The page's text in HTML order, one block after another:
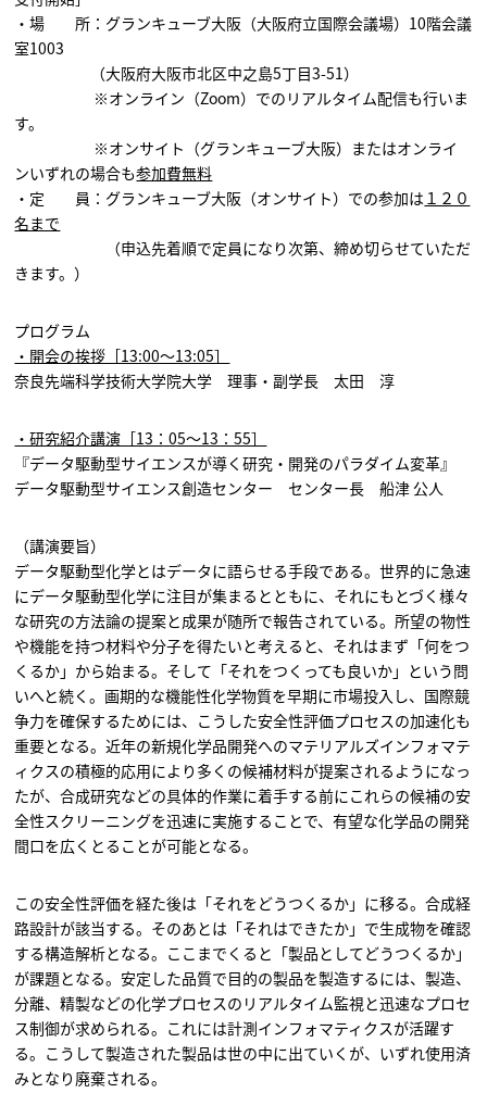
・場 所：グランキューブ大阪（大阪府立国際会議場）10階会議
室1003
（大阪府大阪市北区中之島5丁目3-51）
※オンライン（Zoom）でのリアルタイム配信も行いま
す。
※オンサイト（グランキューブ大阪）またはオンライ
ンいずれの場合も参加費無料
・定 員：グランキューブ大阪（オンサイト）での参加は１２０
名まで
（申込先着順で定員になり次第、締め切らせていただ
きます。）
プログラム
・開会の挨拶［13:00～13:05］
奈良先端科学技術大学院大学 理事・副学長 太田 淳
・研究紹介講演［13：05～13：55］
『データ駆動型サイエンスが導く研究・開発のパラダイム変革』
データ駆動型サイエンス創造センター センター長 船津 公人
（講演要旨）
データ駆動型化学とはデータに語らせる手段である。世界的に急速
にデータ駆動型化学に注目が集まるとともに、それにもとづく様々
な研究の方法論の提案と成果が随所で報告されている。所望の物性
や機能を持つ材料や分子を得たいと考えると、それはまず「何をつ
くるか」から始まる。そして「それをつくっても良いか」という問
いへと続く。画期的な機能性化学物質を早期に市場投入し、国際競
争力を確保するためには、こうした安全性評価プロセスの加速化も
重要となる。近年の新規化学品開発へのマテリアルズインフォマテ
ィクスの積極的応用により多くの候補材料が提案されるようになっ
たが、合成研究などの具体的作業に着手する前にこれらの候補の安
全性スクリーニングを迅速に実施することで、有望な化学品の開発
間口を広くとることが可能となる。
この安全性評価を経た後は「それをどうつくるか」に移る。合成経
路設計が該当する。そのあとは「それはできたか」で生成物を確認
する構造解析となる。ここまでくると「製品としてどうつくるか」
が課題となる。安定した品質で目的の製品を製造するには、製造、
分離、精製などの化学プロセスのリアルタイム監視と迅速なプロセ
ス制御が求められる。これには計測インフォマティクスが活躍す
る。こうして製造された製品は世の中に出ていくが、いずれ使用済
みとなり廃棄される。